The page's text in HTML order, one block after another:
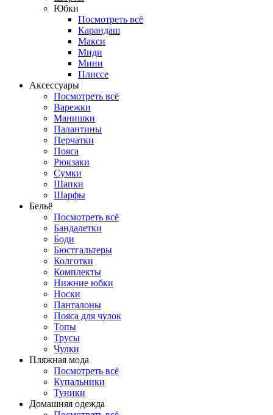
Юбки
Посмотреть всё
Карандаш
Макси
Миди
Мини
Плиссе
Аксессуары
Посмотреть всё
Варежки
Манишки
Палантины
Перчатки
Пояса
Рюкзаки
Сумки
Шапки
Шарфы
Бельё
Посмотреть всё
Бандалетки
Боди
Бюстгальтеры
Колготки
Комплекты
Нижние юбки
Носки
Панталоны
Поясa для чулок
Топы
Трусы
Чулки
Пляжная мода
Посмотреть всё
Купальники
Туники
Домашняя одежда